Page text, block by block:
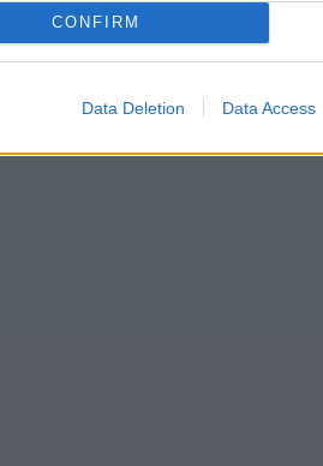
CONFIRM
Data Deletion Data Access